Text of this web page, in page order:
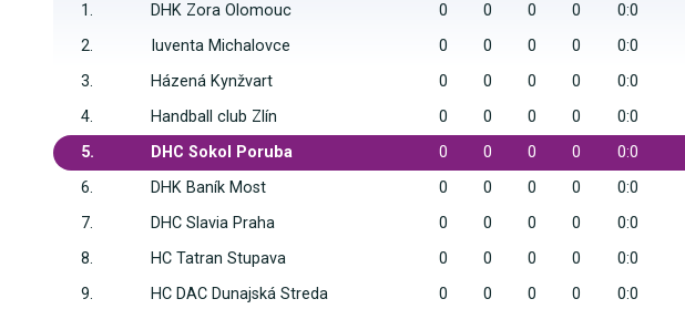
1. DHK Zora Olomouc 0 0 0 0 0:0
2.
Iuventa Michalovce 0 0 0 0 0:0
3.
Házená Kynžvart 0 0 0 0 0:0
4.
Handball club Zlín 0 0 0 0 0:0
5.
DHC Sokol Poruba 0 0 0 0 0:0
6.
DHK Baník Most 0 0 0 0 0:0
7.
DHC Slavia Praha 0 0 0 0 0:0
8.
HC Tatran Stupava 0 0 0 0 0:0
9.
HC DAC Dunajská Streda 0 0 0 0 0:0